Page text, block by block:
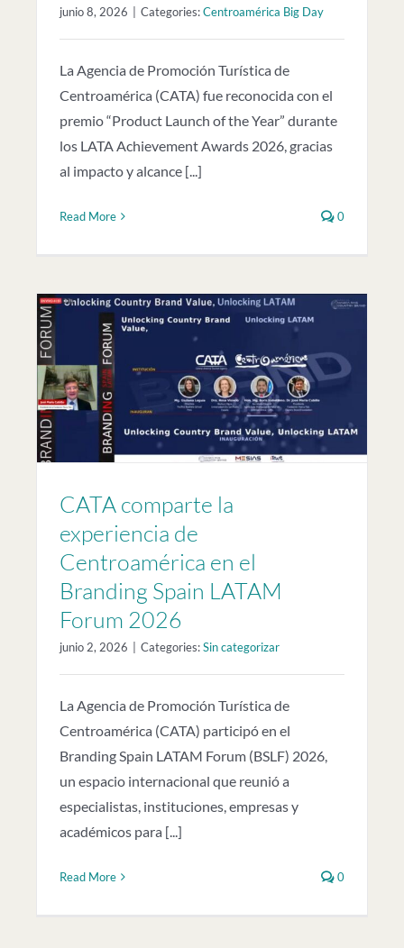
junio 8, 2026 | Categories:Centroamérica Big Day
La Agencia de Promoción Turística de
Centroamérica (CATA) fue reconocida con el
premio “Product Launch of the Year” durante
los LATA Achievement Awards 2026, gracias
al impacto y alcance [...]
Read More 0
CATA comparte la
experiencia de
Centroamérica en el
Branding Spain LATAM
Forum 2026
junio 2, 2026 Categories:Sin categorizar
La Agencia de Promoción Turística de
Centroamérica (CATA) participó en el
Branding Spain LATAM Forum (BSLF) 2026,
un espacio internacional que reunió a
especialistas, instituciones, empresas y
académicos para [...]
Read More 0